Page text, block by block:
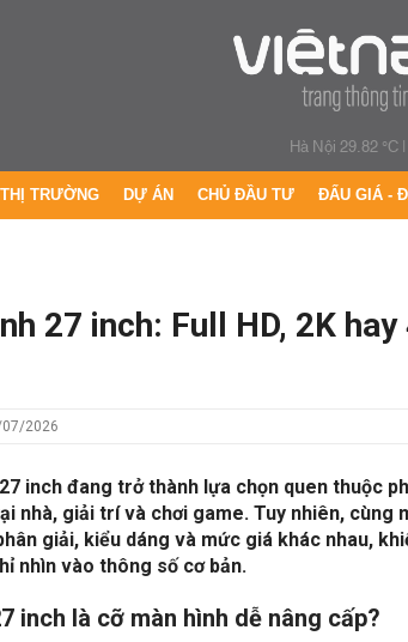
Hà Nội 29.82 °C|
THỊ TRƯỜNG DỰ ÁN CHỦ ĐẦU TƯ ĐẤU GIÁ -
27 inch: Full HD, 2K
2026
inch đang trở thành lựa chọn quen thuộc
nhà, giải trí và chơi game. Tuy nhiên, cùng
giải, kiểu dáng và mức giá khác nhau,
nhìn vào thông số cơ bản.
inch là cỡ màn hình dễ nâng cấp?